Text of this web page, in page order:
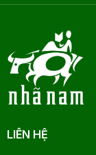
LIÊN HỆ